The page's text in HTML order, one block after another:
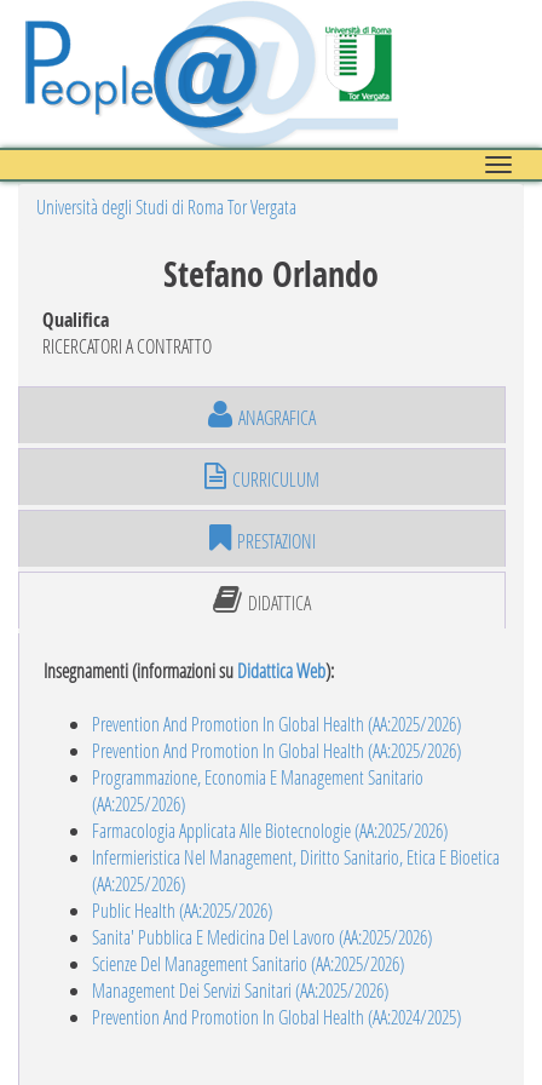
Toggle
Università degli Studi di Roma Tor Vergata
Stefano Orlando
Qualifica
RICERCATORI A CONTRATTO
ANAGRAFICA
CURRICULUM
PRESTAZIONI
DIDATTICA
Insegnamenti (informazioni suDidattica Web):
Prevention And Promotion In Global Health (AA:2025/2026)
Prevention And Promotion In Global Health (AA:2025/2026)
Programmazione, Economia E Management Sanitario
(AA:2025/2026)
Farmacologia Applicata Alle Biotecnologie (AA:2025/2026)
Infermieristica Nel Management, Diritto Sanitario, Etica E Bioetica
(AA:2025/2026)
Public Health (AA:2025/2026)
Sanita' Pubblica E Medicina Del Lavoro (AA:2025/2026)
Scienze Del Management Sanitario (AA:2025/2026)
Management Dei Servizi Sanitari (AA:2025/2026)
Prevention And Promotion In Global Health (AA:2024/2025)